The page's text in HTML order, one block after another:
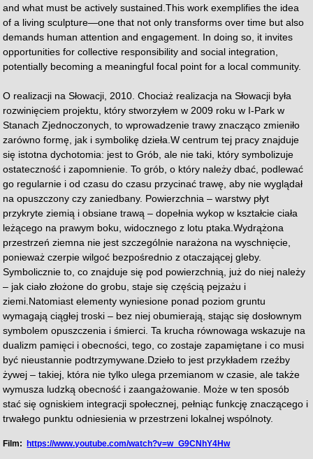
and what must be actively sustained.This work exemplifies the idea
of a living sculpture—one that not only transforms over time but also
demands human attention and engagement. In doing so, it invites
opportunities for collective responsibility and social integration,
potentially becoming a meaningful focal point for a local community.
O realizacji na Słowacji, 2010.Chociaż realizacja na Słowacji była
rozwinięciem projektu, który stworzyłem w 2009 roku w I-Park w
Stanach Zjednoczonych, to wprowadzenie trawy znacząco zmieniło
zarówno formę, jak i symbolikę dzieła.W centrum tej pracy znajduje
się istotna dychotomia: jest to Grób, ale nie taki, który symbolizuje
ostateczność i zapomnienie. To grób, o który należy dbać, podlewać
go regularnie i od czasu do czasu przycinać trawę, aby nie wyglądał
na opuszczony czy zaniedbany. Powierzchnia – warstwy płyt
przykryte ziemią i obsiane trawą – dopełnia wykop w kształcie ciała
leżącego na prawym boku, widocznego z lotu ptaka.Wydrążona
przestrzeń ziemna nie jest szczególnie narażona na wyschnięcie,
ponieważ czerpie wilgoć bezpośrednio z otaczającej gleby.
Symbolicznie to, co znajduje się pod powierzchnią, już do niej należy
– jak ciało złożone do grobu, staje się częścią pejzażu i
ziemi.Natomiast elementy wyniesione ponad poziom gruntu
wymagają ciągłej troski – bez niej obumierają, stając się dosłownym
symbolem opuszczenia i śmierci. Ta krucha równowaga wskazuje na
dualizm pamięci i obecności, tego, co zostaje zapamiętane i co musi
być nieustannie podtrzymywane.Dzieło to jest przykładem rzeźby
żywej – takiej, która nie tylko ulega przemianom w czasie, ale także
wymusza ludzką obecność i zaangażowanie. Może w ten sposób
stać się ogniskiem integracji społecznej, pełniąc funkcję znaczącego i
trwałego punktu odniesienia w przestrzeni lokalnej wspólnoty.
Film: https://www.youtube.com/watch?v=w_G9CNhY4Hw